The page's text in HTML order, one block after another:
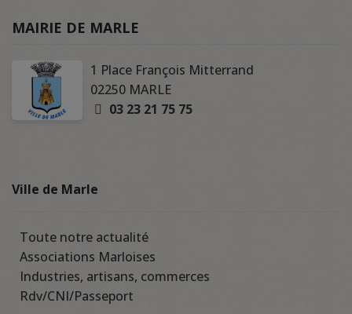
MAIRIE DE MARLE
1 Place François Mitterrand
02250 MARLE
03 23 21 75 75
Ville de Marle
Toute notre actualité
Associations Marloises
Industries, artisans, commerces
Rdv/CNI/Passeport